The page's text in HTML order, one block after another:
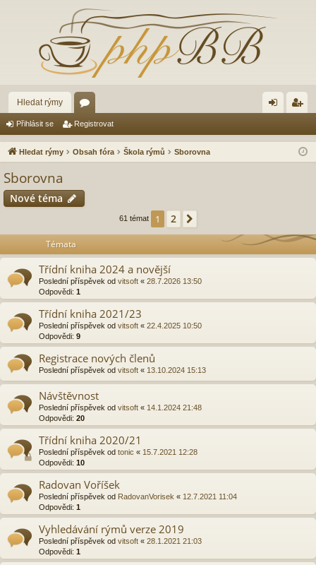
Hledat rýmy
ór
a lá ist
Přihlásit se Registrovat
Hledat rýmy Obsah fóra Škola rýmů Sborovna
Sborovna
Nové téma
61 témat 1 2
Témata
Třídní kniha 2024 a novější
Poslední příspěvek od vitsoft « 28.7.2026 13:50
Odpovědi: 1
Třídní kniha 2021/23
Poslední příspěvek od vitsoft « 22.4.2025 10:50
Odpovědi: 9
Registrace nových členů
Poslední příspěvek od vitsoft « 13.10.2024 15:13
Návštěvnost
Poslední příspěvek od vitsoft « 14.1.2024 21:48
Odpovědi: 20
Třídní kniha 2020/21
Poslední příspěvek od tonic « 15.7.2021 12:28
Odpovědi: 10
Radovan Voříšek
Poslední příspěvek od RadovanVorisek « 12.7.2021 11:04
Odpovědi: 1
Vyhledávání rýmů verze 2019
Poslední příspěvek od vitsoft « 28.1.2021 21:03
Odpovědi: 1